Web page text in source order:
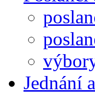
Jednání